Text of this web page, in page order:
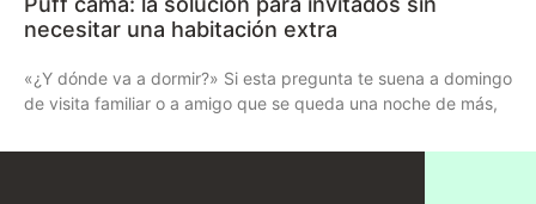
necesitar una habitación extra
«¿Y dónde va a dormir?» Si esta pregunta te suena a domingo
de visita familiar o a amigo que se queda una noche de más,